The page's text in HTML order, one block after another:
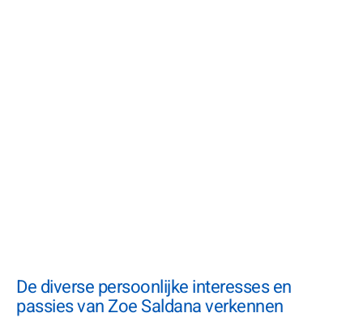
De diverse persoonlijke interesses en
passies van Zoe Saldana verkennen